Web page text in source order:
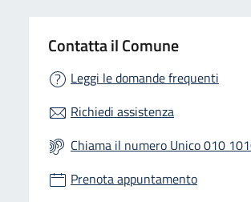
Contatta il Comune
Leggi le domande frequenti
Richiedi assistenza
Chiama il numero Unico 010
Prenota appuntamento